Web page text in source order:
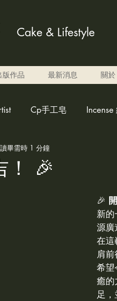
Cake & Lifestyle
版作品 最新消息 關於
Cp手工皂 Incense
雕刻蠟燭
kcca
！ 🎉
讀畢需時 1 分鐘
🎉
新
源廣
在
肩
希望
癒的
足